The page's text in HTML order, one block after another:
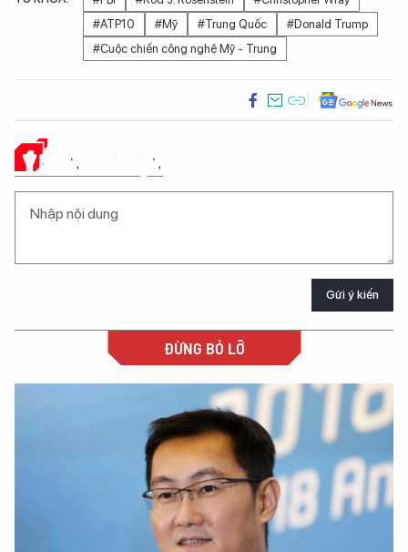
#ATP10
#Mỹ #Trung Quốc
#Donald Trump
#Cuộc chiến công nghệ Mỹ - Trung
Ý KIẾN CỦA BẠN
Gửi ý kiến
ĐỪNG BỎ LỠ